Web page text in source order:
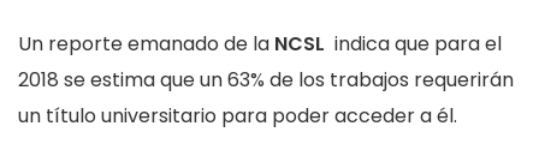
Un reporte emanado de la NCSL indica que para el
2018 se estima que un 63% de los trabajos requerirán
un título universitario para poder acceder a él.